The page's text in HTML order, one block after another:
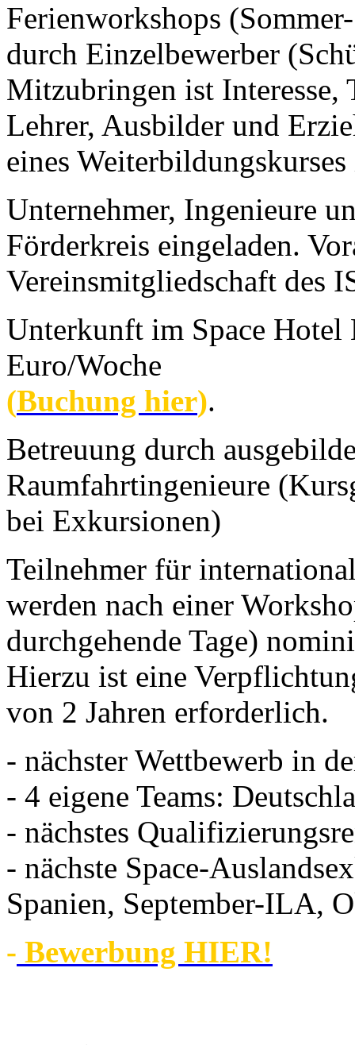
Ferienworkshops
durch Einzelbewerber
Mitzubringen ist Interesse,
Lehrer, Ausbilder und
eines
Unternehmer, Ingenieure
Förderkreis eingeladen.
Vereinsmitgliedschaft des
Unterkunft im Space
Euro/Woche
(Buchung hier).
Betreuung durch
Raumfahrtingenieure
bei Exkursionen)
Teilnehmer für
werden nach einer
durchgehende Tage)
Hierzu ist eine
von 2 Jahren erforderlich.
- nächster Wettbewerb in
- 4 eigene Teams:
- nächstes
- nächste Space-
Spanien, September-ILA,
- Bewerbung HIER!